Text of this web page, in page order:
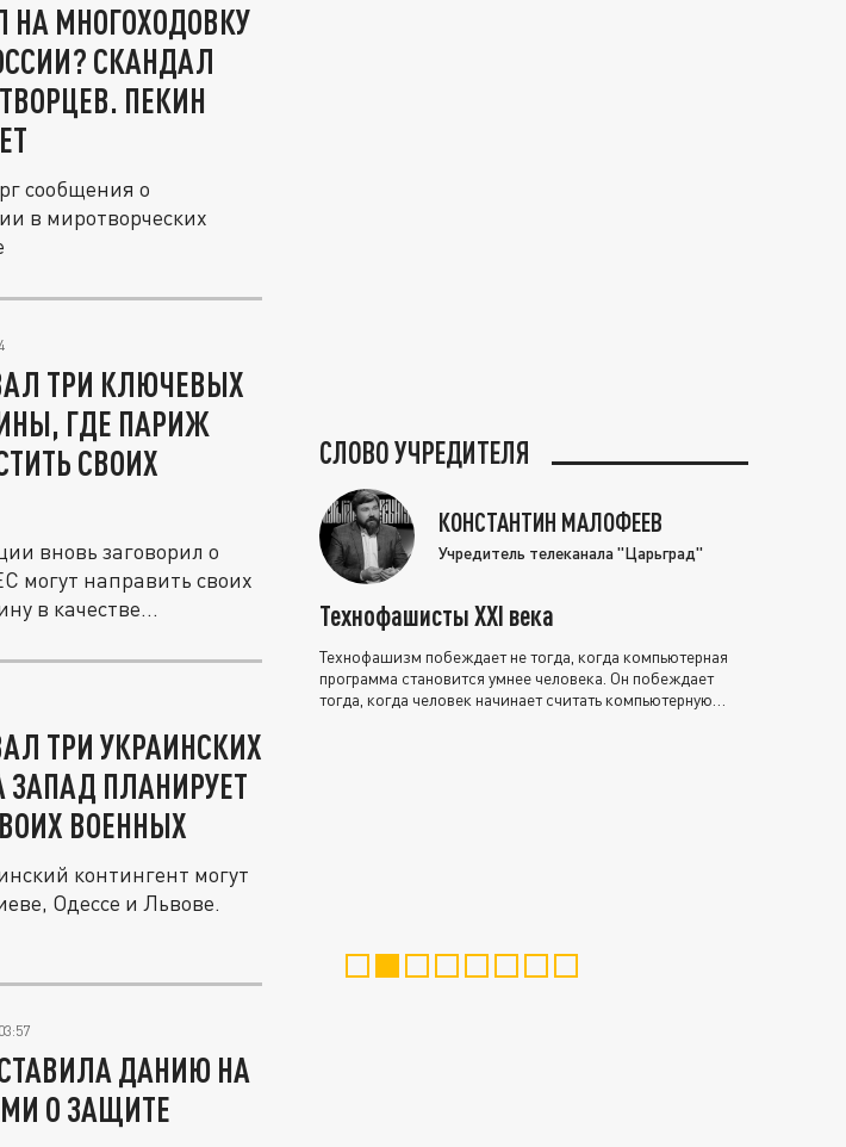
НА МНОГОХОДОВКУ
СКАНДАЛ
ПЕКИН
сообщения о
в миротворческих
ТРИ КЛЮЧЕВЫХ
ГДЕ ПАРИЖ
СВОИХ
вновь заговорил о
могут направить своих
в качестве...
ТРИ УКРАИНСКИХ
ЗАПАД ПЛАНИРУЕТ
ВОЕННЫХ
контингент могут
Одессе и Львове.
ДАНИЮ НА
О ЗАЩИТЕ
СЛОВО УЧРЕДИТЕЛЯ
КОНСТАНТИН МАЛОФЕЕВ
Учредитель телеканала "Царьград"
Технофашисты XXI века
Технофашизм побеждает не тогда, когда компьютерная
программа становится умнее человека. Он побеждает
тогда, когда человек начинает считать компьютерную